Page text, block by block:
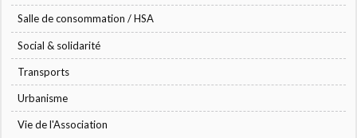
Salle de consommation / HSA
Social & solidarité
Transports
Urbanisme
Vie de l'Association